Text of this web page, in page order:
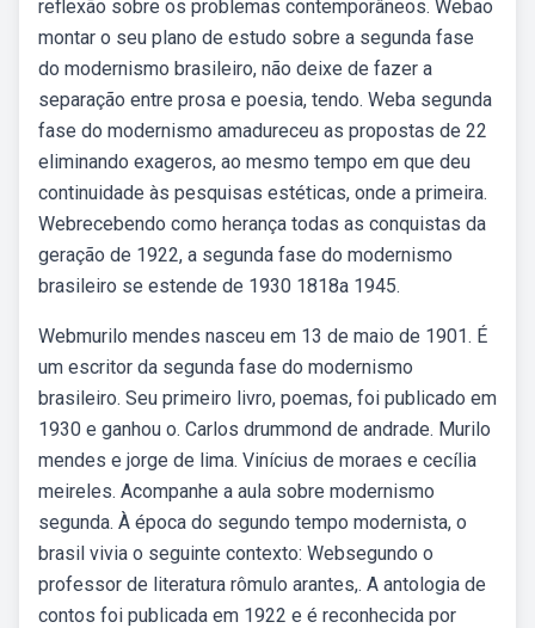
reflexão sobre os problemas contemporâneos. Webao
montar o seu plano de estudo sobre a segunda fase
do modernismo brasileiro, não deixe de fazer a
separação entre prosa e poesia, tendo. Weba segunda
fase do modernismo amadureceu as propostas de 22
eliminando exageros, ao mesmo tempo em que deu
continuidade às pesquisas estéticas, onde a primeira.
Webrecebendo como herança todas as conquistas da
geração de 1922, a segunda fase do modernismo
brasileiro se estende de 1930 1818a 1945.
Webmurilo mendes nasceu em 13 de maio de 1901. É
um escritor da segunda fase do modernismo
brasileiro. Seu primeiro livro, poemas, foi publicado em
1930 e ganhou o. Carlos drummond de andrade. Murilo
mendes e jorge de lima. Vinícius de moraes e cecília
meireles. Acompanhe a aula sobre modernismo
segunda. À época do segundo tempo modernista, o
brasil vivia o seguinte contexto: Websegundo o
professor de literatura rômulo arantes,. A antologia de
contos foi publicada em 1922 e é reconhecida por